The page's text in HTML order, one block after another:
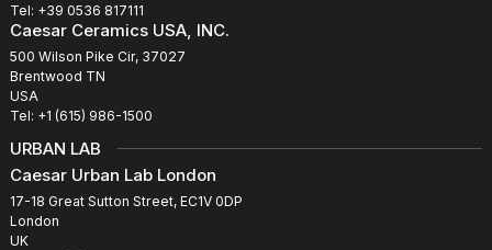
Tel: +39 0536 817111
Caesar Ceramics USA, INC.
500 Wilson Pike Cir, 37027
Brentwood TN
USA
Tel: +1 (615) 986-1500
URBAN LAB
Caesar Urban Lab London
17-18 Great Sutton Street, EC1V 0DP
London
UK